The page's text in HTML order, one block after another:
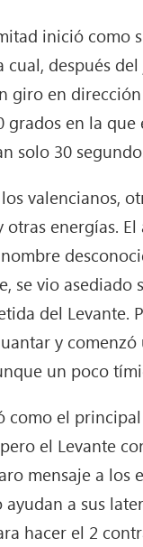
inició como
cual, después del
giro en
grados en la que
solo 30
valencianos,
otras energías.
se vio asediado
del Levante.
y comenzó
un poco
como el
el Levante
mensaje a los
a sus
hacer el 2